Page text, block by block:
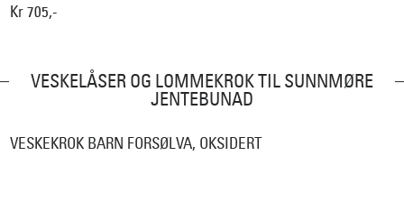
Kr 705,-
VESKELÅSER OG LOMMEKROK TIL SUNNMØRE
JENTEBUNAD
VESKEKROK BARN FORSØLVA, OKSIDERT